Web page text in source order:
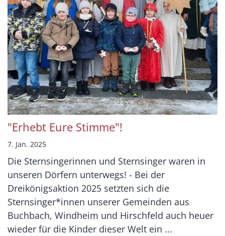
"Erhebt Eure Stimme"!
7. Jan. 2025
Die Sternsingerinnen und Sternsinger waren in
unseren Dörfern unterwegs! - Bei der
Dreikönigsaktion 2025 setzten sich die
Sternsinger*innen unserer Gemeinden aus
Buchbach, Windheim und Hirschfeld auch heuer
wieder für die Kinder dieser Welt ein ...